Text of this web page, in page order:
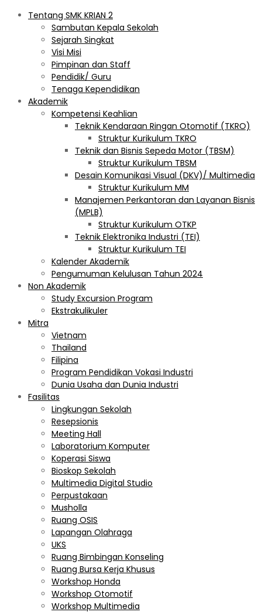
Tentang SMK KRIAN 2
Sambutan Kepala Sekolah
Sejarah Singkat
Visi Misi
Pimpinan dan Staff
Pendidik/ Guru
Tenaga Kependidikan
Akademik
Kompetensi Keahlian
Teknik Kendaraan Ringan Otomotif (TKRO)
Struktur Kurikulum TKRO
Teknik dan Bisnis Sepeda Motor (TBSM)
Struktur Kurikulum TBSM
Desain Komunikasi Visual (DKV)/ Multimedia
Struktur Kurikulum MM
Manajemen Perkantoran dan Layanan Bisnis
(MPLB)
Struktur Kurikulum OTKP
Teknik Elektronika Industri (TEI)
Struktur Kurikulum TEI
Kalender Akademik
Pengumuman Kelulusan Tahun 2024
Non Akademik
Study Excursion Program
Ekstrakulikuler
Mitra
Vietnam
Thailand
Filipina
Program Pendidikan Vokasi Industri
Dunia Usaha dan Dunia Industri
Fasilitas
Lingkungan Sekolah
Resepsionis
Meeting Hall
Laboratorium Komputer
Koperasi Siswa
Bioskop Sekolah
Multimedia Digital Studio
Perpustakaan
Musholla
Ruang OSIS
Lapangan Olahraga
UKS
Ruang Bimbingan Konseling
Ruang Bursa Kerja Khusus
Workshop Honda
Workshop Otomotif
Workshop Multimedia